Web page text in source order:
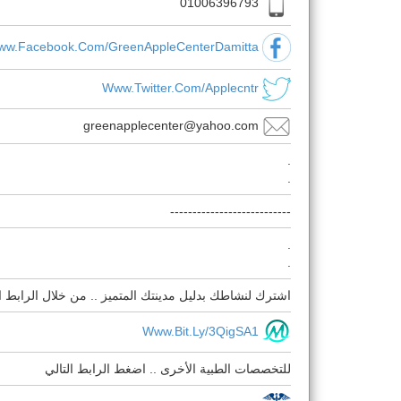
GreenAppleCenterDamitta
Www.twitter.com/applecntr
greenapplecenter@yahoo.com
---------------------------
اشترك لنشاطك بدليل مدينتك المتميز .. من خلال الرابط
Www.bit.ly/3QigSA1
للتخصصات الطبية الأخرى .. اضغط الرابط التالي